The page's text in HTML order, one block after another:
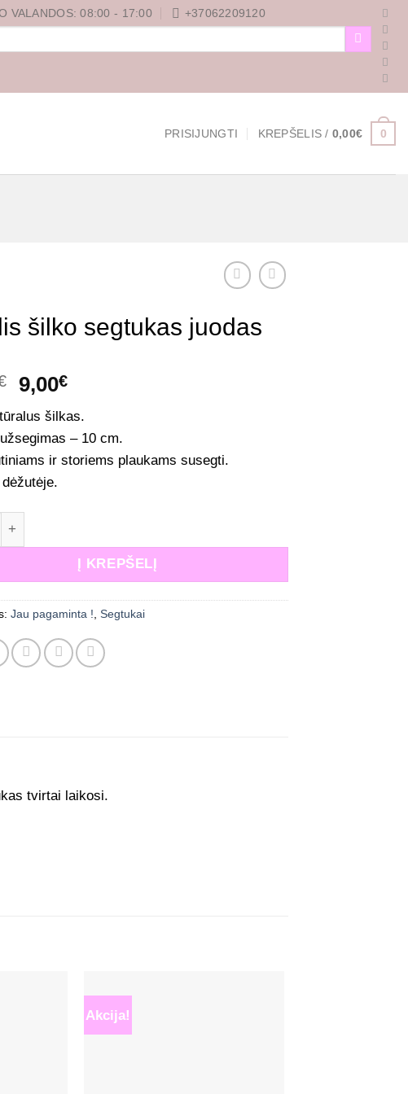
VALANDOS: 08:00 - 17:00 +37062209120
PRISIJUNGTI KREPŠELIS / 0,00€ 0
šilko segtukas juodas
Original
price
was:
10,00€.
9,00€Current
is:
9,00€.
šilkas.
– 10 cm.
ir storiems plaukams susegti.
kiekis: Didelis šilko segtukas juodas
Į KREPŠELĮ
Jau pagaminta !, Segtukai
tvirtai laikosi.
Akcija!